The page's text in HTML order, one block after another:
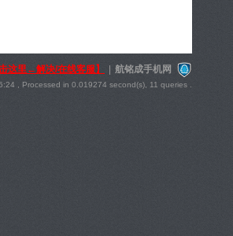
这里←解决/在线客服】 航铭成手机网
, Processed in 0.019274 second(s), 11 queries .